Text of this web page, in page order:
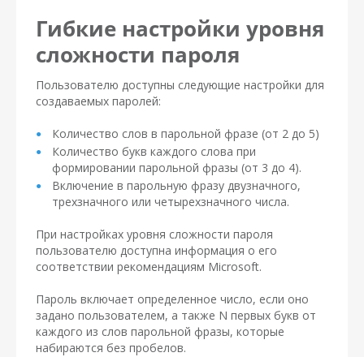
Гибкие настройки уровня
сложности пароля
Пользователю доступны следующие настройки для
создаваемых паролей:
Количество слов в парольной фразе (от 2 до 5)
Количество букв каждого слова при
формировании парольной фразы (от 3 до 4).
Включение в парольную фразу двузначного,
трехзначного или четырехзначного числа.
При настройках уровня сложности пароля
пользователю доступна информация о его
соответствии рекомендациям Microsoft.
Пароль включает определенное число, если оно
задано пользователем, а также N первых букв от
каждого из слов парольной фразы, которые
набираются без пробелов.